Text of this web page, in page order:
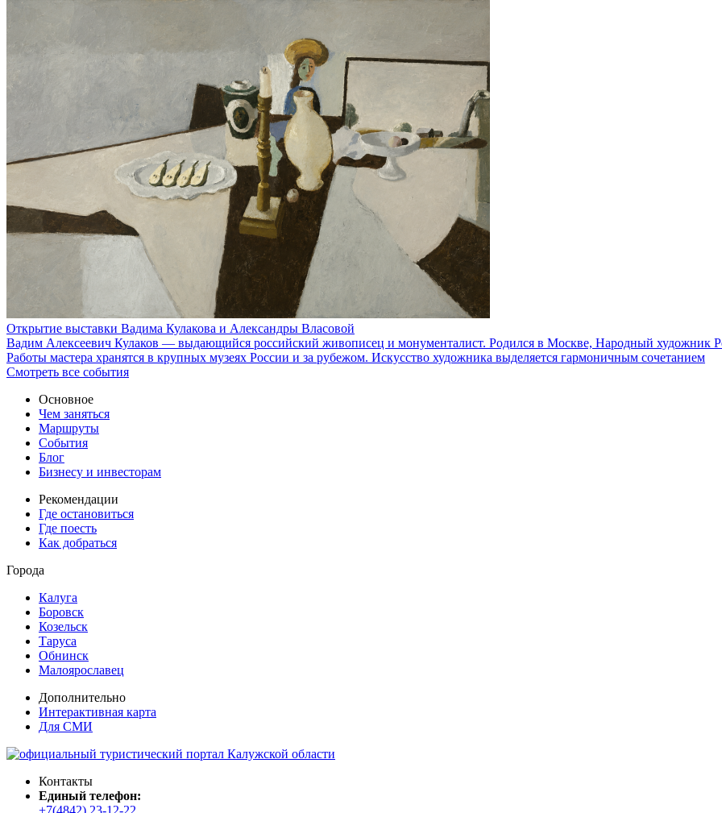
Открытие выставки Вадима Кулакова и Александры Власовой
Вадим Алексеевич Кулаков — выдающийся российский живописец и монументалист. Родился в Москве, Народный художник
Работы мастера хранятся в крупных музеях России и за рубежом. Искусство художника выделяется гармоничным сочетанием
Смотреть все события
Основное
Чем заняться
Маршруты
События
Блог
Бизнесу и инвесторам
Рекомендации
Где остановиться
Где поесть
Как добраться
Города
Калуга
Боровск
Козельск
Таруса
Обнинск
Малоярославец
Дополнительно
Интерактивная карта
Для СМИ
Контакты
Единый телефон: